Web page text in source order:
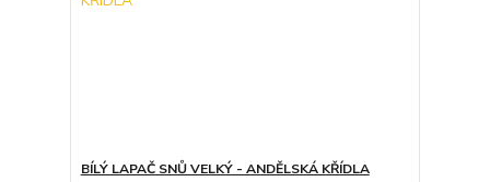
BÍLÝ LAPAČ SNŮ VELKÝ - ANDĚLSKÁ KŘÍDLA